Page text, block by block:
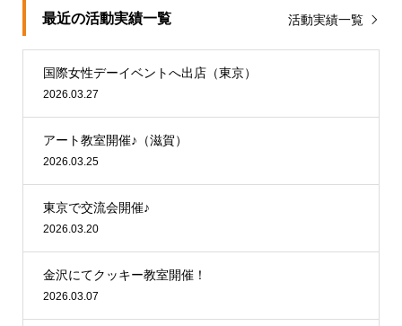
最近の活動実績一覧 活動実績一覧
国際女性デーイベントへ出店（東京）
2026.03.27
アート教室開催♪（滋賀）
2026.03.25
東京で交流会開催♪
2026.03.20
金沢にてクッキー教室開催！
2026.03.07